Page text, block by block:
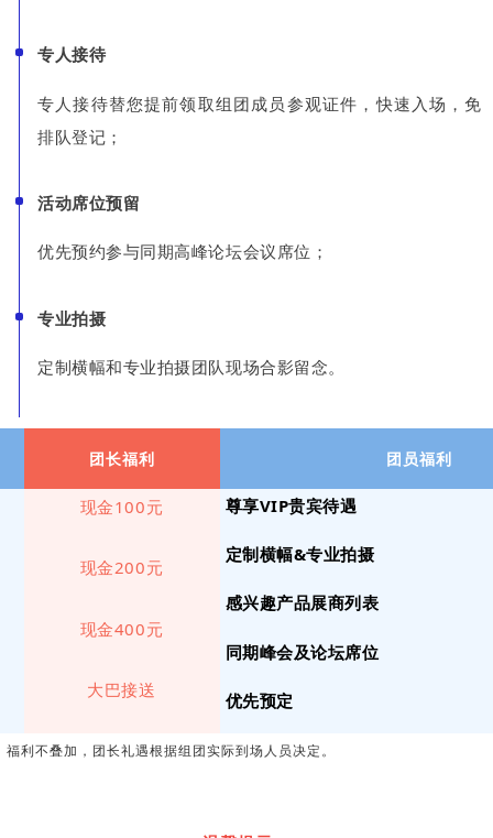
专人接待
专人接待替您提前领取组团成员参观证件，快速入场，免
排队登记；
活动席位预留
优先预约参与同期高峰论坛会议席位；
专业拍摄
定制横幅和专业拍摄团队现场合影留念。
团长福利 团员福利
现金100元 尊享VIP贵宾待遇
定制横幅&专业拍摄
感兴趣产品展商列表
同期峰会及论坛席位
优先预定
现金200元
现金400元
大巴接送
利不叠加，团长礼遇根据组团实际到场人员决定。